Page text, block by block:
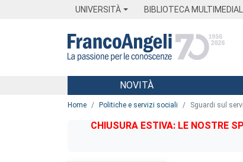
UNIVERSITÀ BIBLIOTECA
Menu
NOVITÀ
Home Politiche e servizi sociali Sguardi sul
CHIUSURA ESTIVA: LE NOSTRE